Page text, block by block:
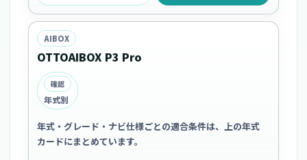
AIBOX
OTTOAIBOX P3 Pro
確認
年式別
年式・グレード・ナビ仕様ごとの適合条件は、上の年式
カードにまとめています。